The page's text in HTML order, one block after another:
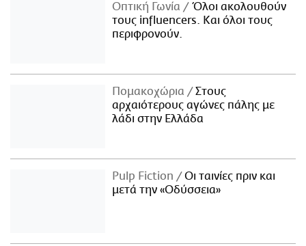
Οπτική Γωνία
Όλοι ακολουθούν
τους influencers. Και όλοι τους
περιφρονούν.
Πομακοχώρια
Στους
αρχαιότερους αγώνες πάλης με
λάδι στην Ελλάδα
Pulp Fiction
Οι ταινίες πριν και
μετά την «Οδύσσεια»